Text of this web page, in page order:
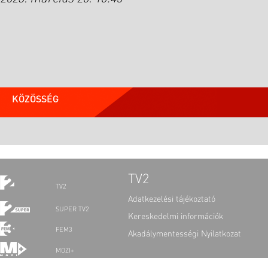
KÖZÖSSÉG
TV2
SUPER TV2
FEM3
MOZI+
TV2
Adatkezelési tájékoztató
Kereskedelmi információk
Akadálymentességi Nyilatkozat